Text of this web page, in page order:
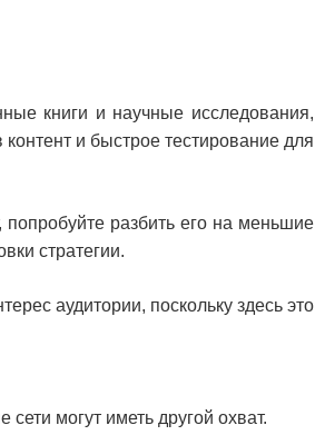
книги и научные исследования,
и быстрое тестирование для
разбить его на меньшие
стратегии.
аудитории, поскольку здесь это
могут иметь другой охват.